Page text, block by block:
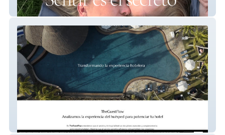
videacomunicacion
TheGuestFlow